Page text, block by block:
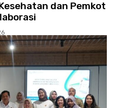
dan Pemkot